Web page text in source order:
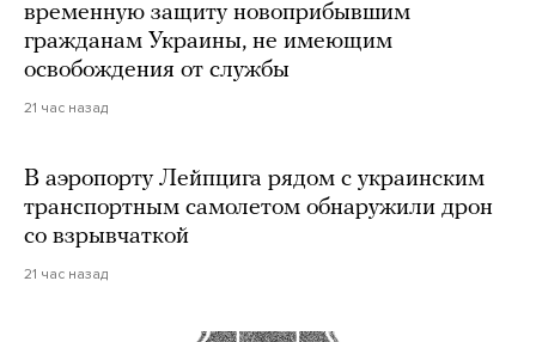
временную защиту новоприбывшим
гражданам Украины, не имеющим
освобождения от службы
21 час назад
В аэропорту Лейпцига рядом с украинским
транспортным самолетом обнаружили дрон
со взрывчаткой
21 час назад